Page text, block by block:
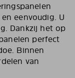
eenvoudig. U
Dankzij het op
perfect
Binnen
van